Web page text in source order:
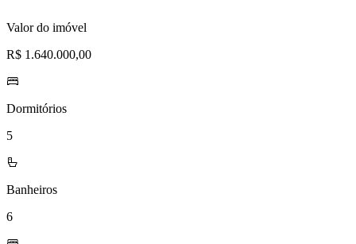
Valor do imóvel
R$ 1.640.000,00
Dormitórios
5
Banheiros
6